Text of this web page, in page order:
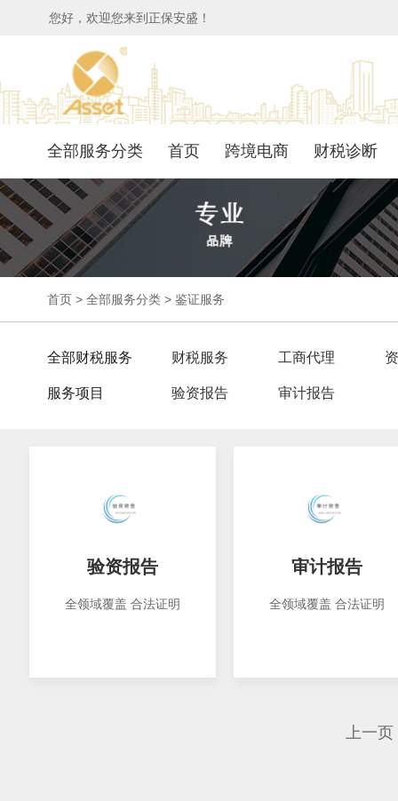
您好，欢迎您来到正保安盛！
全部服务分类 首页 跨境电商 财税诊断
首页 > 全部服务分类 > 鉴证服务
全部财税服务 财税服务 工商代理
服务项目 验资报告 审计报告
验资报告
全领域覆盖 合法证明
审计报告
全领域覆盖 合法证明
上一页